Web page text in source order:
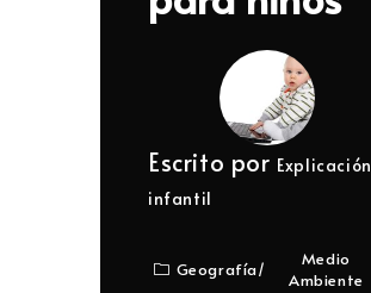
Escrito por Explicación
infantil
Geografía/
Medio
Ambiente